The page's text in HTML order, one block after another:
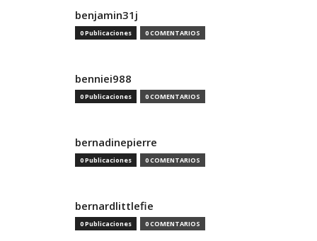
benjamin31j
0 Publicaciones 0 COMENTARIOS
benniei988
0 Publicaciones 0 COMENTARIOS
bernadinepierre
0 Publicaciones 0 COMENTARIOS
bernardlittlefie
0 Publicaciones 0 COMENTARIOS